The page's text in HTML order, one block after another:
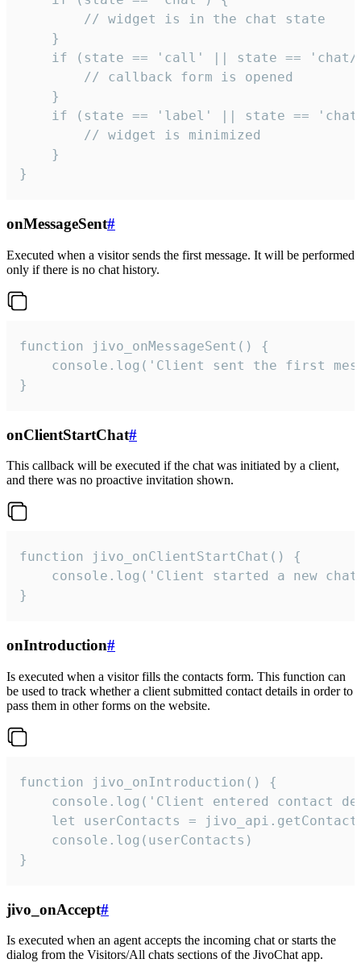
        // widget is in the chat state
    }
if (state == 'call' || state ==
        // callback form is opened
    }
if (state == 'label' || state ==
        // widget is minimized
    }
}
onMessageSent#
Executed when a visitor sends the first message. It will be performed
only if there is no chat history.
function jivo_onMessageSent() {
console.log('Client sent the first
}
onClientStartChat#
This callback will be executed if the chat was initiated by a client,
and there was no proactive invitation shown.
function jivo_onClientStartChat() {
console.log('Client started a new
}
onIntroduction#
Is executed when a visitor fills the contacts form. This function can
be used to track whether a client submitted contact details in order to
pass them in other forms on the website.
function jivo_onIntroduction() {
console.log('Client entered contact
let userContacts =
    console.log(userContacts)
}
jivo_onAccept#
Is executed when an agent accepts the incoming chat or starts the
dialog from the Visitors/All chats sections of the JivoChat app.